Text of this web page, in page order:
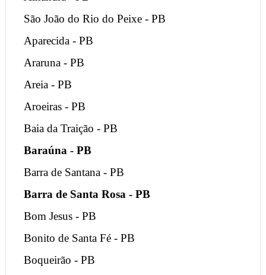
São João do Rio do Peixe - PB
Aparecida - PB
Araruna - PB
Areia - PB
Aroeiras - PB
Baia da Traição - PB
Baraúna - PB
Barra de Santana - PB
Barra de Santa Rosa - PB
Bom Jesus - PB
Bonito de Santa Fé - PB
Boqueirão - PB